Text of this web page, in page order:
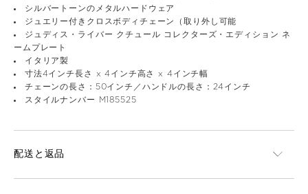
シルバートーンのメタルハードウェア
ジュエリー付きクロスボディチェーン（取り外し可能
ジュディス・ライバー クチュール コレクターズ・エディション ネ
ームプレート
イタリア製
寸法4インチ長さ x 4インチ高さ x 4インチ幅
チェーンの長さ：50インチ／ハンドルの長さ：24インチ
スタイルナンバー M185525
配送と返品